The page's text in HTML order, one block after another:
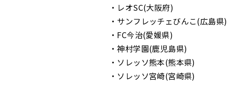
・レオSC(大阪府)
・サンフレッチェびんこ(広島県)
・FC今治(愛媛県)
・神村学園(鹿児島県)
・ソレッソ熊本(熊本県)
・ソレッソ宮崎(宮崎県)